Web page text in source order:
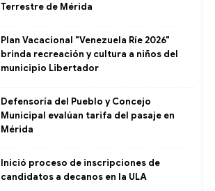
Terrestre de Mérida
Plan Vacacional "Venezuela Ríe 2026"
brinda recreación y cultura a niños del
municipio Libertador
Defensoría del Pueblo y Concejo
Municipal evalúan tarifa del pasaje en
Mérida
Inició proceso de inscripciones de
candidatos a decanos en la ULA